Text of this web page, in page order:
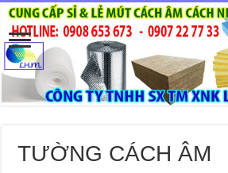
TƯỜNG CÁCH ÂM